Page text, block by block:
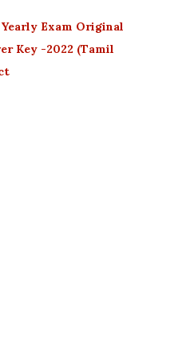
Exam Original
Key -2022 (Tamil